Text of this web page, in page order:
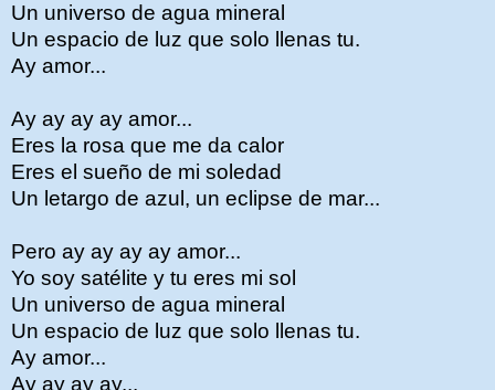
Un universo de agua mineral
Un espacio de luz que solo llenas tu.
Ay amor...
Ay ay ay ay amor...
Eres la rosa que me da calor
Eres el sueño de mi soledad
Un letargo de azul, un eclipse de mar...
Pero ay ay ay ay amor...
Yo soy satélite y tu eres mi sol
Un universo de agua mineral
Un espacio de luz que solo llenas tu.
Ay amor...
Ay ay ay ay...